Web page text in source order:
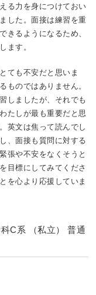
る力を身につけておい
した。面接は練習を重
きるようになるため、
ます。
ても不安だと思いま
ものではありません。
しましたが、それでも
たしが最も重要だと思
英文は焦って読んでし
、面接も質問に対する
張や不安をなくそうと
目標にしてみてくださ
を心より応援していま
C系 （私立） 普通